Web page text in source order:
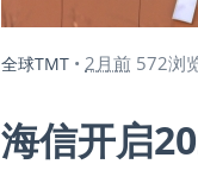
全球TMT • 2月前 572浏
海信开启